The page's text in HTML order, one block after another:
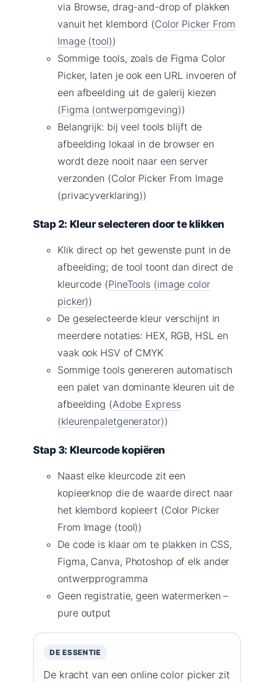
via Browse, drag-and-drop of plakken
vanuit het klembord (Color Picker From
Image (tool))
Sommige tools, zoals de Figma Color
Picker, laten je ook een URL invoeren of
een afbeelding uit de galerij kiezen
(Figma (ontwerpomgeving))
Belangrijk: bij veel tools blijft de
afbeelding lokaal in de browser en
wordt deze nooit naar een server
verzonden (Color Picker From Image
(privacyverklaring))
Stap 2: Kleur selecteren door te klikken
Klik direct op het gewenste punt in de
afbeelding; de tool toont dan direct de
kleurcode (PineTools (image color
picker))
De geselecteerde kleur verschijnt in
meerdere notaties: HEX, RGB, HSL en
vaak ook HSV of CMYK
Sommige tools genereren automatisch
een palet van dominante kleuren uit de
afbeelding (Adobe Express
(kleurenpaletgenerator))
Stap 3: Kleurcode kopiëren
Naast elke kleurcode zit een
kopieerknop die de waarde direct naar
het klembord kopieert (Color Picker
From Image (tool))
De code is klaar om te plakken in CSS,
Figma, Canva, Photoshop of elk ander
ontwerpprogramma
Geen registratie, geen watermerken –
pure output
DE ESSENTIE
De kracht van een online color picker zit